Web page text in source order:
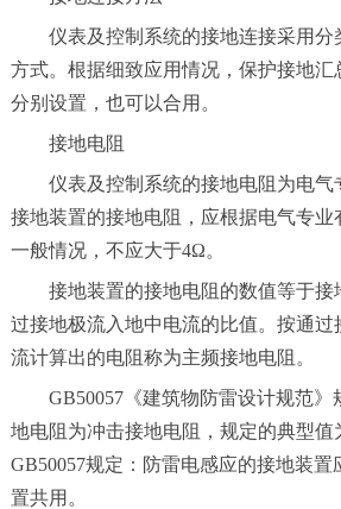
仪表及控制系统的接地连接采用分
方式。根据细致应用情况，保护接地汇
分别设置，也可以合用。
接地电阻
仪表及控制系统的接地电阻为电气
接地装置的接地电阻，应根据电气专业
一般情况，不应大于4Ω。
接地装置的接地电阻的数值等于接
过接地极流入地中电流的比值。按通过
流计算出的电阻称为主频接地电阻。
GB50057《建筑物防雷设计规范
地电阻为冲击接地电阻，规定的典型
GB50057规定：防雷电感应的接地装置
置共用。